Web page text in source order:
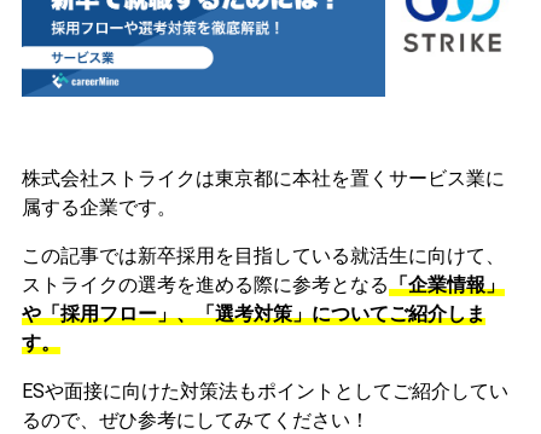
株式会社ストライクは東京都に本社を置くサービス業に
属する企業です。
この記事では新卒採用を目指している就活生に向けて、
ストライクの選考を進める際に参考となる「企業情報」
や「採用フロー」、「選考対策」についてご紹介しま
す。
ESや面接に向けた対策法もポイントとしてご紹介してい
るので、ぜひ参考にしてみてください！